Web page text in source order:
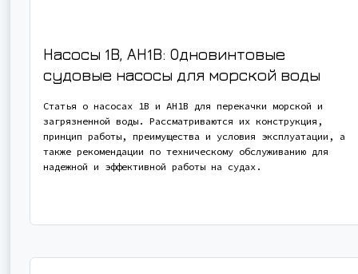
Насосы 1В, АН1В: Одновинтовые
судовые насосы для морской воды
Статья о насосах 1В и АН1В для перекачки морской и
загрязненной воды. Рассматриваются их конструкция,
принцип работы, преимущества и условия эксплуатации, а
также рекомендации по техническому обслуживанию для
надежной и эффективной работы на судах.